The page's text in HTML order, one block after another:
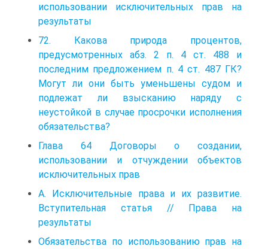
использовании исключительных прав на
результаты
72. Какова природа процентов,
предусмотренных абз. 2 п. 4 ст. 488 и
последним предложением п. 4 ст. 487 ГК?
Могут ли они быть уменьшены судом и
подлежат ли взысканию наряду с
неустойкой в случае просрочки исполнения
обязательства?
Глава 64 Договоры о создании,
использовании и отчуждении объектов
исключительных прав
А. Исключительные права и их развитие.
Вступительная статья // Права на
результаты
Обязательства по использованию прав на